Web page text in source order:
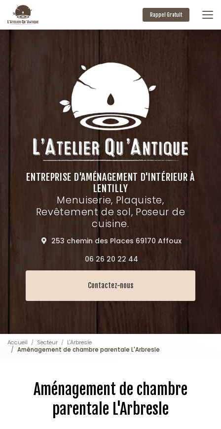
contenu
principal
Rappel Gratuit
ENTREPRISE D'AMÉNAGEMENT D'INTÉRIEUR À
LENTILLY
Menuiserie, Plaquiste,
Revêtement de sol, Poseur de
cuisine.
253 chemin des Places 69170 Affoux
06 26 20 22 44
Contactez-nous
Accueil Secteur
L'Arbresle
Aménagement de chambre parentale L'Arbresle
Aménagement de chambre
parentale L'Arbresle